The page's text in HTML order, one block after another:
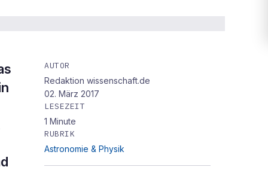
AUTOR
Redaktion wissenschaft.de
02. März 2017
LESEZEIT
1 Minute
RUBRIK
Astronomie & Physik